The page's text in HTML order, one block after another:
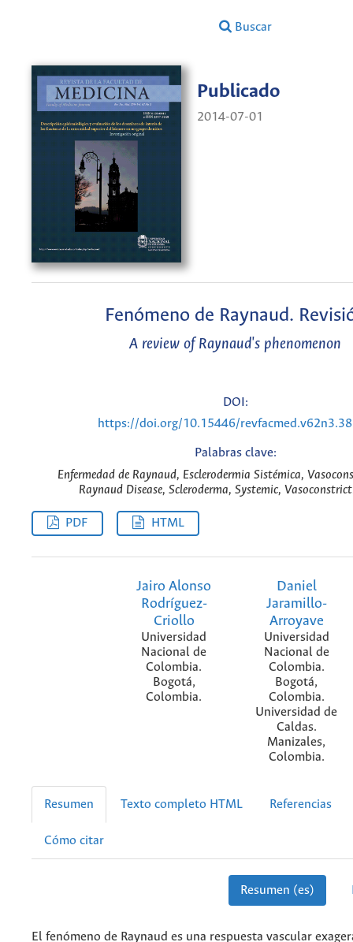
Buscar
Publicado
2014-07-01
Fenómeno de Raynaud.
A review of Raynaud's phenomenon
DOI:
https://doi.org/10.15446/
Palabras clave:
Enfermedad de Raynaud, Esclerodermia Sistémica,
Raynaud Disease, Scleroderma, Systemic,
PDF HTML
Jairo Alonso
Rodríguez-
Criollo
Universidad
Nacional de
Colombia.
Bogotá,
Colombia.
Daniel
Jaramillo-
Arroyave
Universidad
Nacional de
Colombia.
Bogotá,
Colombia.
Universidad de
Caldas.
Manizales,
Colombia.
Resumen Texto completo HTML Referencias
Cómo citar
Resumen (es)
El fenómeno de Raynaud es una respuesta vascular